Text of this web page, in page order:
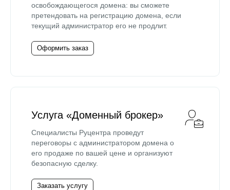
освобождающегося домена: вы сможете
претендовать на регистрацию домена, если
текущий администратор его не продлит.
Оформить заказ
Услуга «Доменный брокер»
Специалисты Руцентра проведут
переговоры с администратором домена о
его продаже по вашей цене и организуют
безопасную сделку.
Заказать услугу